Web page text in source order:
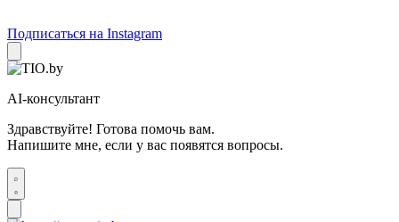
Подписаться на Instagram
AI-консультант
Здравствуйте! Готова помочь вам.
Напишите мне, если у вас появятся вопросы.